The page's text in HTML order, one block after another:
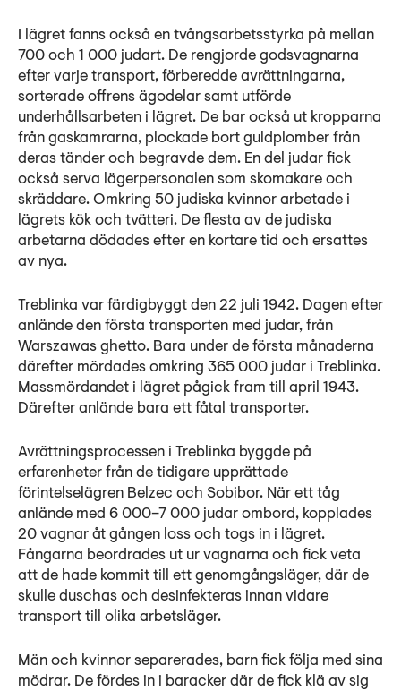
I lägret fanns också en tvångsarbetsstyrka på mellan
700 och 1 000 judart. De rengjorde godsvagnarna
efter varje transport, förberedde avrättningarna,
sorterade offrens ägodelar samt utförde
underhållsarbeten i lägret. De bar också ut kropparna
från gaskamrarna, plockade bort guldplomber från
deras tänder och begravde dem. En del judar fick
också serva lägerpersonalen som skomakare och
skräddare. Omkring 50 judiska kvinnor arbetade i
lägrets kök och tvätteri. De flesta av de judiska
arbetarna dödades efter en kortare tid och ersattes
av nya.
Treblinka var färdigbyggt den 22 juli 1942. Dagen efter
anlände den första transporten med judar, från
Warszawas ghetto. Bara under de första månaderna
därefter mördades omkring 365 000 judar i Treblinka.
Massmördandet i lägret pågick fram till april 1943.
Därefter anlände bara ett fåtal transporter.
Avrättningsprocessen i Treblinka byggde på
erfarenheter från de tidigare upprättade
förintelselägren Belzec och Sobibor. När ett tåg
anlände med 6 000–7 000 judar ombord, kopplades
20 vagnar åt gången loss och togs in i lägret.
Fångarna beordrades ut ur vagnarna och fick veta
att de hade kommit till ett genomgångsläger, där de
skulle duschas och desinfekteras innan vidare
transport till olika arbetsläger.
Män och kvinnor separerades, barn fick följa med sina
mödrar. De fördes in i baracker där de fick klä av sig